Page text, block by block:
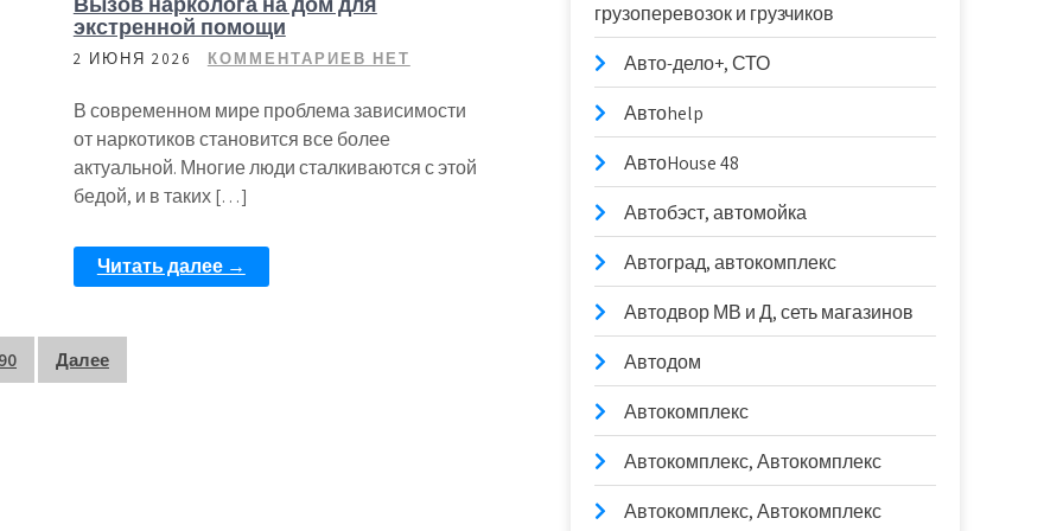
экстренной помощи
2 ИЮНЯ 2026 КОММЕНТАРИЕВ НЕТ
В современном мире проблема зависимости
от наркотиков становится все более
актуальной. Многие люди сталкиваются с этой
бедой, и в таких […]
Читать далее →
Далее
грузоперевозок и грузчиков
Авто-дело+, СТО
Автоhelp
АвтоHouse 48
Автобэст, автомойка
Автоград, автокомплекс
Автодвор МВ и Д, сеть магазинов
Автодом
Автокомплекс
Автокомплекс, Автокомплекс
Автокомплекс, Автокомплекс